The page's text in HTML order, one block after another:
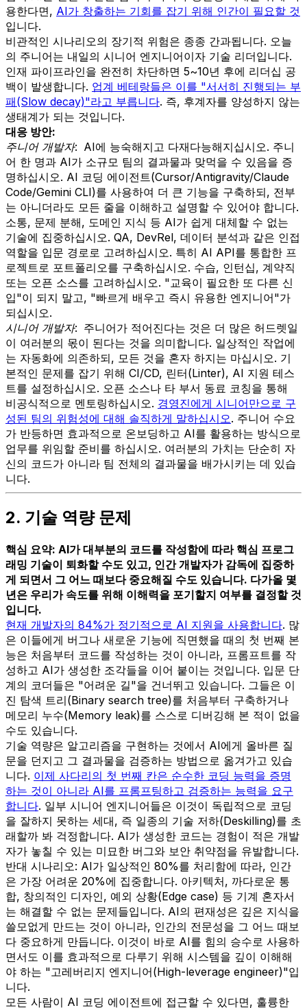
용한다면, AI가 창출하는 기회를 잡기 위해 인간이 필요할 것
입니다.
비관적인 시나리오의 장기적 위험은 종종 간과됩니다. 오늘
의 주니어는 내일의 시니어 엔지니어이자 기술 리더입니다.
인재 파이프라인을 완전히 차단하면 5~10년 후에 리더십 공
백이 발생합니다. 업계 베테랑들은 이를 "서서히 진행되는 부
패(Slow decay)"라고 부릅니다. 즉, 후계자를 양성하지 않는
생태계가 되는 것입니다.
대응 방안:
주니어 개발자: AI에 능숙해지고 다재다능해지십시오. 주니
어 한 명과 AI가 소규모 팀의 결과물과 맞먹을 수 있음을 증
명하십시오. AI 코딩 에이전트(Cursor/Antigravity/Claude
Code/Gemini CLI)를 사용하여 더 큰 기능을 구축하되, 전부
는 아니더라도 모든 줄을 이해하고 설명할 수 있어야 합니다.
소통, 문제 분해, 도메인 지식 등 AI가 쉽게 대체할 수 없는
기술에 집중하십시오. QA, DevRel, 데이터 분석과 같은 인접
역할을 입문 경로로 고려하십시오. 특히 AI API를 통합한 프
로젝트로 포트폴리오를 구축하십시오. 수습, 인턴십, 계약직
또는 오픈 소스를 고려하십시오. "교육이 필요한 또 다른 신
입"이 되지 말고, "빠르게 배우고 즉시 유용한 엔지니어"가
되십시오.
시니어 개발자: 주니어가 적어진다는 것은 더 많은 허드렛일
이 여러분의 몫이 된다는 것을 의미합니다. 일상적인 작업에
는 자동화에 의존하되, 모든 것을 혼자 하지는 마십시오. 기
본적인 문제를 잡기 위해 CI/CD, 린터(Linter), AI 지원 테스
트를 설정하십시오. 오픈 소스나 타 부서 동료 코칭을 통해
비공식적으로 멘토링하십시오. 경영진에게 시니어만으로 구
성된 팀의 위험성에 대해 솔직하게 말하십시오. 주니어 수요
가 반등하면 효과적으로 온보딩하고 AI를 활용하는 방식으로
업무를 위임할 준비를 하십시오. 여러분의 가치는 단순히 자
신의 코드가 아니라 팀 전체의 결과물을 배가시키는 데 있습
니다.
2. 기술 역량 문제
핵심 요약: AI가 대부분의 코드를 작성함에 따라 핵심 프로그
래밍 기술이 퇴화할 수도 있고, 인간 개발자가 감독에 집중하
게 되면서 그 어느 때보다 중요해질 수도 있습니다. 다가올 몇
년은 우리가 속도를 위해 이해력을 포기할지 여부를 결정할 것
입니다.
현재 개발자의 84%가 정기적으로 AI 지원을 사용합니다. 많
은 이들에게 버그나 새로운 기능에 직면했을 때의 첫 번째 본
능은 처음부터 코드를 작성하는 것이 아니라, 프롬프트를 작
성하고 AI가 생성한 조각들을 이어 붙이는 것입니다. 입문 단
계의 코더들은 "어려운 길"을 건너뛰고 있습니다. 그들은 이
진 탐색 트리(Binary search tree)를 처음부터 구축하거나
메모리 누수(Memory leak)를 스스로 디버깅해 본 적이 없을
수도 있습니다.
기술 역량은 알고리즘을 구현하는 것에서 AI에게 올바른 질
문을 던지고 그 결과물을 검증하는 방법으로 옮겨가고 있습
니다. 이제 사다리의 첫 번째 칸은 순수한 코딩 능력을 증명
하는 것이 아니라 AI를 프롬프팅하고 검증하는 능력을 요구
합니다. 일부 시니어 엔지니어들은 이것이 독립적으로 코딩
을 잘하지 못하는 세대, 즉 일종의 기술 저하(Deskilling)를 초
래할까 봐 걱정합니다. AI가 생성한 코드는 경험이 적은 개발
자가 놓칠 수 있는 미묘한 버그와 보안 취약점을 유발합니다.
반대 시나리오: AI가 일상적인 80%를 처리함에 따라, 인간
은 가장 어려운 20%에 집중합니다. 아키텍처, 까다로운 통
합, 창의적인 디자인, 예외 상황(Edge case) 등 기계 혼자서
는 해결할 수 없는 문제들입니다. AI의 편재성은 깊은 지식을
쓸모없게 만드는 것이 아니라, 인간의 전문성을 그 어느 때보
다 중요하게 만듭니다. 이것이 바로 AI를 힘의 승수로 사용하
면서도 이를 효과적으로 다루기 위해 시스템을 깊이 이해해
야 하는 "고레버리지 엔지니어(High-leverage engineer)"입
니다.
모든 사람이 AI 코딩 에이전트에 접근할 수 있다면, 훌륭한